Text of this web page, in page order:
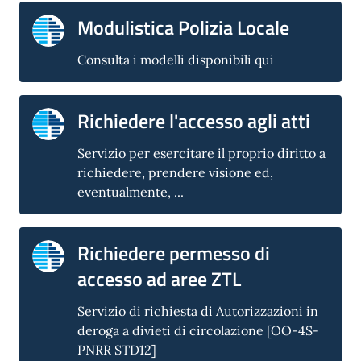
Modulistica Polizia Locale
Consulta i modelli disponibili qui
Richiedere l'accesso agli atti
Servizio per esercitare il proprio diritto a
richiedere, prendere visione ed,
eventualmente, ...
Richiedere permesso di
accesso ad aree ZTL
Servizio di richiesta di Autorizzazioni in
deroga a divieti di circolazione [OO-4S-
PNRR STD12]